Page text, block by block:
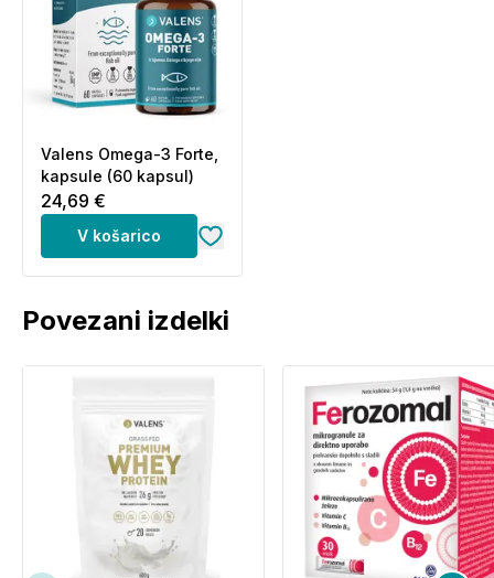
Valens Omega-3 Forte,
kapsule (60 kapsul)
24,69 €
V košarico
Povezani izdelki